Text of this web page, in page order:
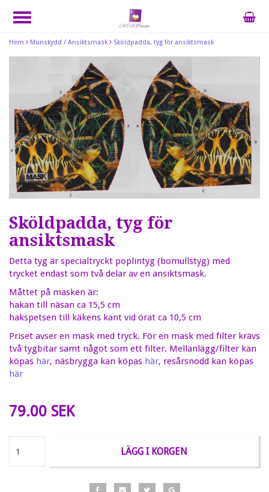
Hem Munskydd / Ansiktsmask Sköldpadda, tyg för ansiktsmask
Sköldpadda, tyg för
ansiktsmask
Detta tyg är specialtryckt poplintyg (bomullstyg) med
trycket endast som två delar av en ansiktsmask.
Måttet på masken är:
hakan till näsan ca 15,5 cm
hakspetsen till käkens kant vid örat ca 10,5 cm
Priset avser en mask med tryck. För en mask med filter krävs
två tygbitar samt något som ett filter. Mellanlägg/filter kan
köpas här, näsbrygga kan köpas här, resårsnodd kan köpas
här
79.00 SEK
LÄGG I KORGEN